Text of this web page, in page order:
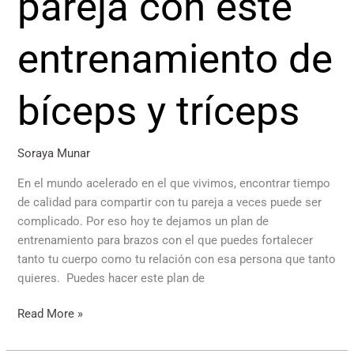
entrenamiento de
bíceps y tríceps
Soraya Munar
En el mundo acelerado en el que vivimos, encontrar tiempo
de calidad para compartir con tu pareja a veces puede ser
complicado. Por eso hoy te dejamos un plan de
entrenamiento para brazos con el que puedes fortalecer
tanto tu cuerpo como tu relación con esa persona que tanto
quieres. Puedes hacer este plan de
Read More »